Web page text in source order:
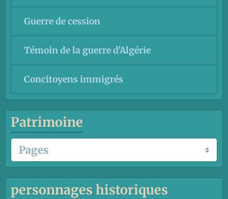
Guerre de cession
Témoin de la guerre d'Algérie
Concitoyens immigrés
Patrimoine
personnages historiques